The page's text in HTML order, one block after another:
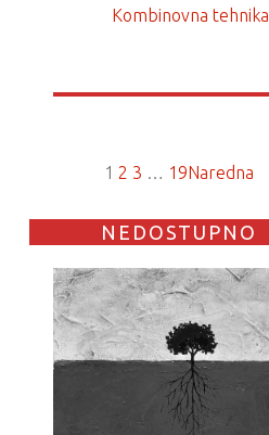
Kombinovna tehnika
1 2 3 … 19Naredna
NEDOSTUPNO